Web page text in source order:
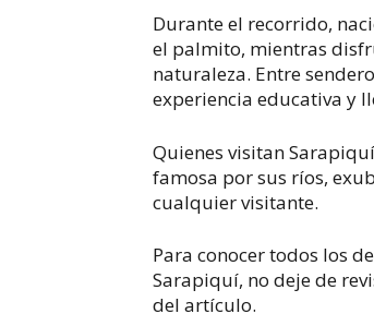
Durante el recorrido,
el palmito, mientras
naturaleza. Entre
experiencia educativa y
Quienes visitan
famosa por sus ríos,
cualquier visitante.
Para conocer todos los
Sarapiquí, no deje de
del artículo.